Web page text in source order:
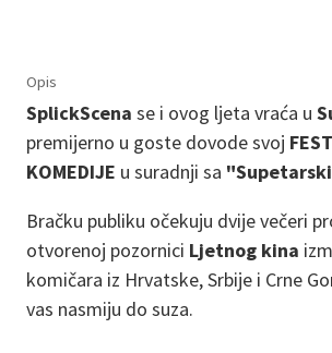
Opis
SplickScena se i ovog ljeta vraća u
premijerno u goste dovode svoj
KOMEDIJE u suradnji sa
Bračku publiku očekuju dvije večeri
otvorenoj pozornici Ljetnog kina
komičara iz Hrvatske, Srbije i Crne
vas nasmiju do suza.